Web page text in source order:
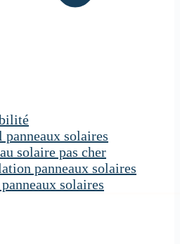
panneaux solaires
solaire pas cher
panneaux solaires
solaires